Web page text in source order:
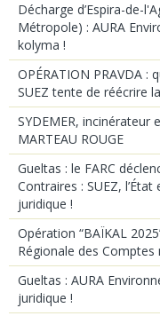
Décharge d’Espira-de-
Métropole) : AURA
kolyma !
OPÉRATION PRAVDA :
SUEZ tente de réécrire
SYDEMER, incinérateur
MARTEAU ROUGE
Gueltas : le FARC
Contraires : SUEZ,
juridique !
Opération “BAÏKAL
Régionale des Comptes
Gueltas : AURA
juridique !